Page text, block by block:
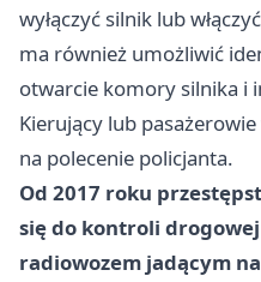
wyłączyć silnik lub
ma również umożliwić
otwarcie komory silnika i
Kierujący lub
na polecenie policjanta.
Od 2017 roku
się do kontroli
radiowozem jadącym